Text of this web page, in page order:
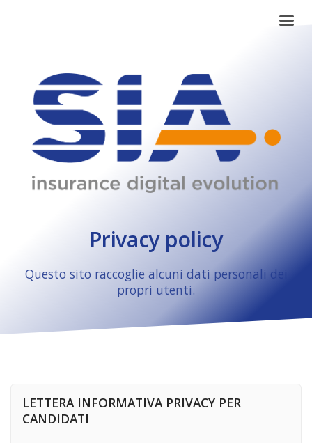
Privacy policy
Questo sito raccoglie alcuni dati personali dei
propri utenti.
LETTERA INFORMATIVA PRIVACY PER
CANDIDATI